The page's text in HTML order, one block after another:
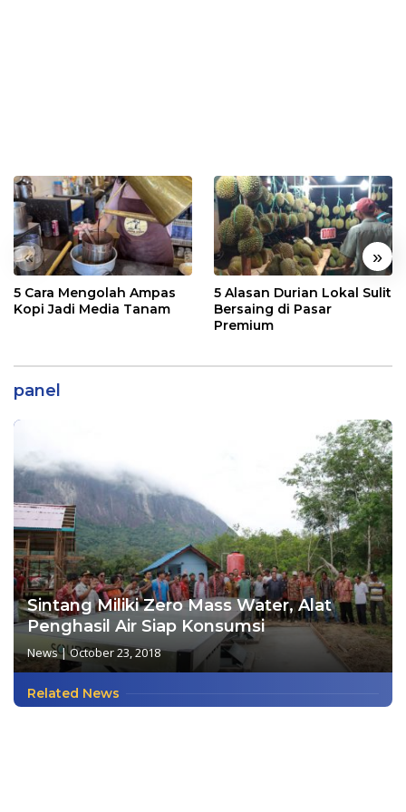
« »
5 Cara Mengolah Ampas
Kopi Jadi Media Tanam
5 Alasan Durian Lokal Sulit
Bersaing di Pasar
Premium
panel
Sintang Miliki Zero Mass Water, Alat
Penghasil Air Siap Konsumsi
News|October 23, 2018
Related News